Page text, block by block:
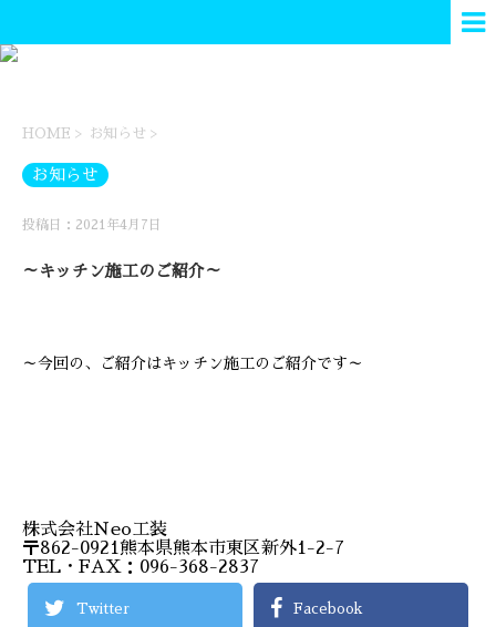
HOME > お知らせ >
お知らせ
投稿日：2021年4月7日
～キッチン施工のご紹介～
～今回の、ご紹介はキッチン施工のご紹介です～
株式会社Ｎeo工装
〒862-0921熊本県熊本市東区新外1-2-7
TEL・FAX：096-368-2837
Twitter Facebook